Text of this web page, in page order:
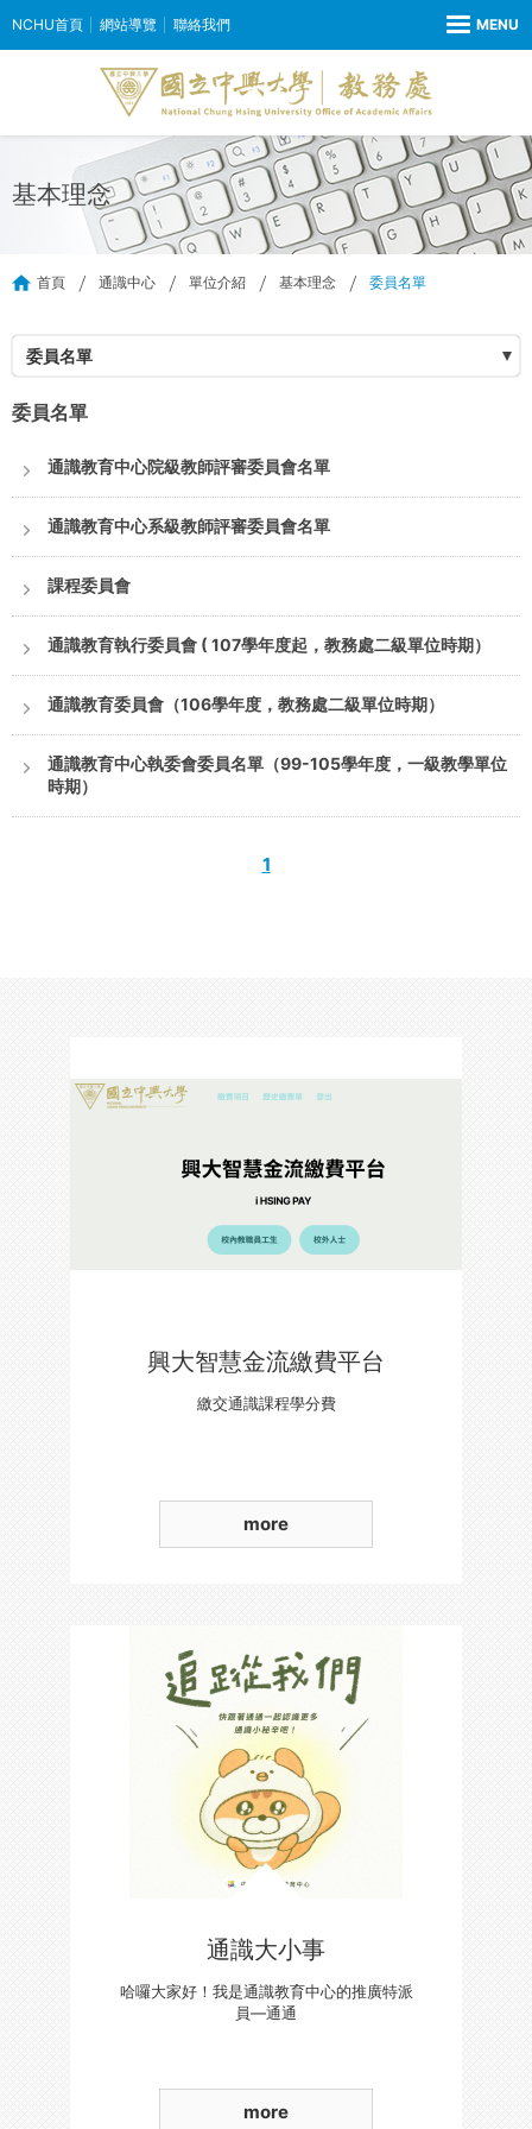
NCHU首頁 網站導覽 聯絡我們
基本理念
首頁 通識中心 單位介紹 基本理念 委員名單
委員名單
委員名單
通識教育中心院級教師評審委員會名單
通識教育中心系級教師評審委員會名單
課程委員會
通識教育執行委員會 ( 107學年度起，教務處二級單位時期）
通識教育委員會（106學年度，教務處二級單位時期）
通識教育中心執委會委員名單（99-105學年度，一級教學單位
時期）
1
興大智慧金流繳費平台
繳交通識課程學分費
more
通識大小事
哈囉大家好！我是通識教育中心的推廣特派
員—通通
more